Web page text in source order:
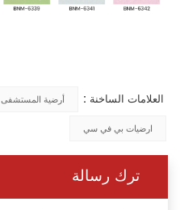
العلامات الساخنة : أرضية المستشفى
ارضيات بي في سي
ترك رسالة